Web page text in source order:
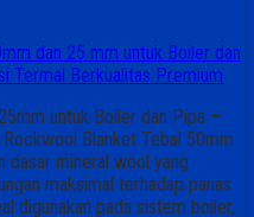
dan 25 mm untuk Boiler dan
Termal Berkualitas Premium
untuk Boiler dan Pipa –
Blanket Tebal 50mm
dasar mineral wool yang
maksimal terhadap panas
digunakan pada sistem boiler,